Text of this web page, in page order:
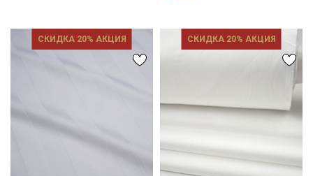
СКИДКА 20% АКЦИЯ СКИДКА 20% АКЦИЯ